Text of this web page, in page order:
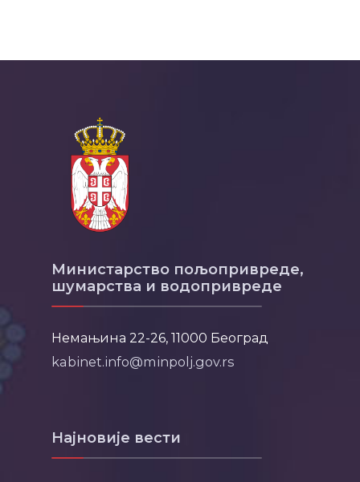
Министарство пољопривреде,
шумарства и водопривреде
Немањина 22-26, 11000 Београд
kabinet.info@minpolj.gov.rs
Најновије вести